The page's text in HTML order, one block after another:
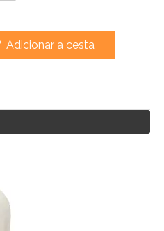
Adicionar a cesta